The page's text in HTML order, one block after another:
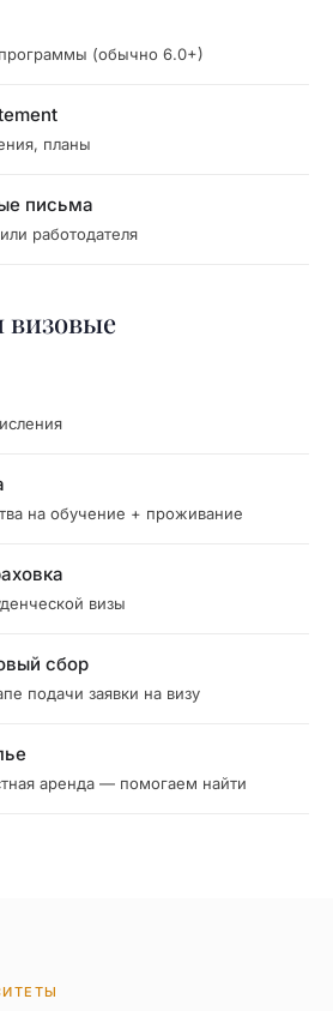
программы (обычно 6.0+)
планы
письма
работодателя
на обучение + проживание
визы
сбор
подачи заявки на визу
аренда — помогаем найти